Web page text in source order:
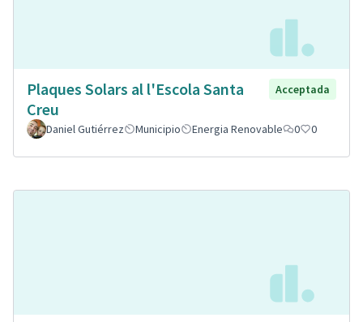
Plaques Solars al l'Escola Santa
Creu
Acceptada
Daniel Gutiérrez Municipio Energia Renovable 0 0